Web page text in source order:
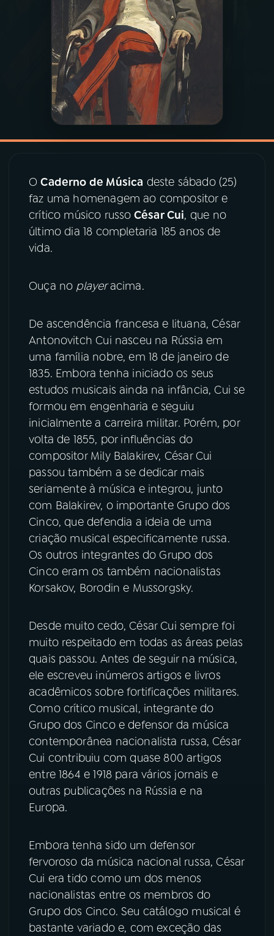
VIDEOCASTS
ÚLTIMAS
PRÊMIO RÁDIO MEC
ACOMPANHE A RÁDIO MEC
Instagram X
TikTok
OCaderno de Música deste sábado (25)
faz uma homenagem ao compositor e
crítico músico russo César Cui, que no
último dia 18 completaria 185 anos de
vida.
Ouça no playeracima.
De ascendência francesa e lituana, César
Antonovitch Cui nasceu na Rússia em
uma família nobre, em 18 de janeiro de
1835. Embora tenha iniciado os seus
estudos musicais ainda na infância, Cui se
formou em engenharia e seguiu
inicialmente a carreira militar. Porém, por
volta de 1855, por influências do
compositor Mily Balakirev, César Cui
passou também a se dedicar mais
seriamente à música e integrou, junto
com Balakirev, o importante Grupo dos
Cinco, que defendia a ideia de uma
criação musical especificamente russa.
Os outros integrantes do Grupo dos
Cinco eram os também nacionalistas
Korsakov, Borodin e Mussorgsky.
Desde muito cedo, César Cui sempre foi
muito respeitado em todas as áreas pelas
quais passou. Antes de seguir na música,
ele escreveu inúmeros artigos e livros
acadêmicos sobre fortificações militares.
Como crítico musical, integrante do
Grupo dos Cinco e defensor da música
contemporânea nacionalista russa, César
Cui contribuiu com quase 800 artigos
entre 1864 e 1918 para vários jornais e
outras publicações na Rússia e na
Europa.
Embora tenha sido um defensor
fervoroso da música nacional russa, César
Cui era tido como um dos menos
nacionalistas entre os membros do
Grupo dos Cinco. Seu catálogo musical é
bastante variado e, com exceção das